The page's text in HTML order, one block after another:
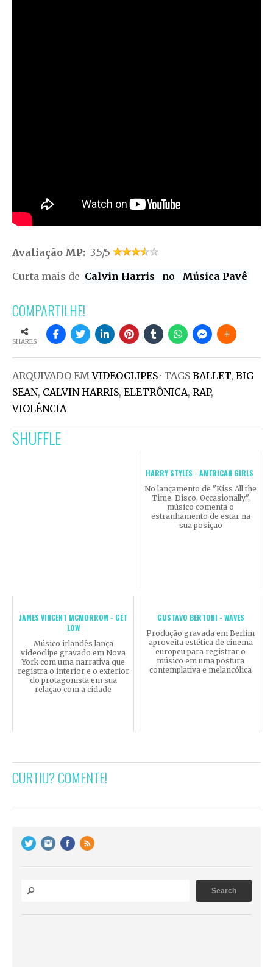
Avaliação MP: 3.5/5
Curta mais de Calvin Harris no Música Pavê
COMPARTILHE!
SHARES
ARQUIVADO EMVIDEOCLIPES · TAGS BALLET, BIG
SEAN, CALVIN HARRIS, ELETRÔNICA, RAP,
VIOLÊNCIA
SHUFFLE
HARRY STYLES - AMERICAN GIRLS
No lançamento de "Kiss All the
Time. Disco, Occasionally.",
músico comenta o
estranhamento de estar na
sua posição
JAMES VINCENT MCMORROW - GET
LOW
Músico irlandês lança
videoclipe gravado em Nova
York com uma narrativa que
registra o interior e o exterior
do protagonista em sua
relação com a cidade
GUSTAVO BERTONI - WAVES
Produção gravada em Berlim
aproveita estética de cinema
europeu para registrar o
músico em uma postura
contemplativa e melancólica
CURTIU? COMENTE!